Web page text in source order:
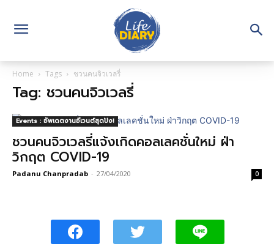
Home Tags ชวนคนจิวเวลรี่
Tag: ชวนคนจิวเวลรี่
Events : อัพเดตงานอีเวนต์สุดปัง!
ชวนคนจิวเวลรี่แจ้งเกิดคอลเลคชั่นใหม่ ฝ่า
วิกฤต COVID-19
Padanu Chanpradab - 27/04/2020 0